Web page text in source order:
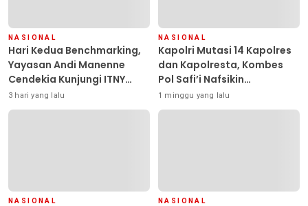
NASIONAL
Hari Kedua Benchmarking,
Yayasan Andi Manenne
Cendekia Kunjungi ITNY
Yogyakarta
3 hari yang lalu
NASIONAL
Kapolri Mutasi 14 Kapolres
dan Kapolresta, Kombes
Pol Safi’i Nafsikin
Mengemban Amanah
Pimpin Polresta Kendari
1 minggu yang lalu
NASIONAL NASIONAL